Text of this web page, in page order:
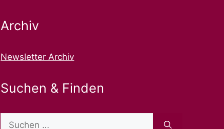
Archiv
Newsletter Archiv
Suchen & Finden